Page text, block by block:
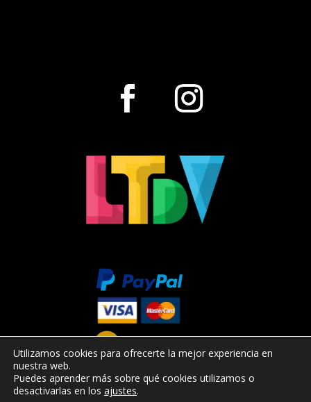
Utilizamos cookies para ofrecerte la mejor experiencia en
nuestra web.
Puedes aprender más sobre qué cookies utilizamos o
desactivarlas en los ajustes.